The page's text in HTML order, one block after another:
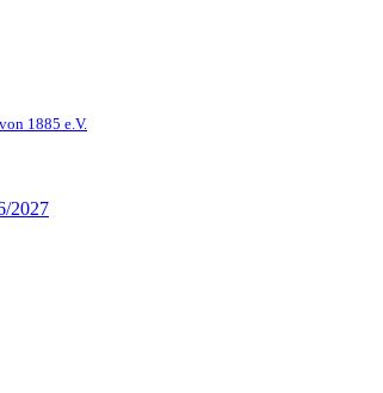
1885 e.V.
2027